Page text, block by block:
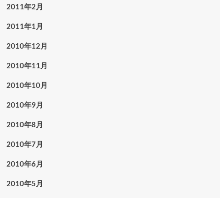
2011年2月
2011年1月
2010年12月
2010年11月
2010年10月
2010年9月
2010年8月
2010年7月
2010年6月
2010年5月